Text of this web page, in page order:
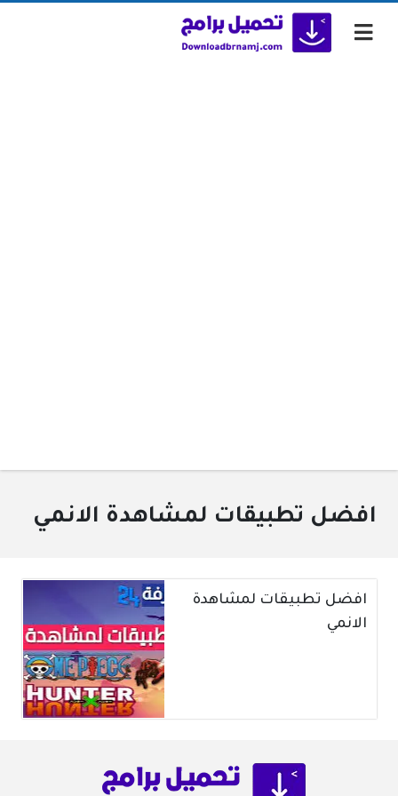
افضل تطبيقات لمشاهدة الانمي
افضل تطبيقات لمشاهدة
الانمي